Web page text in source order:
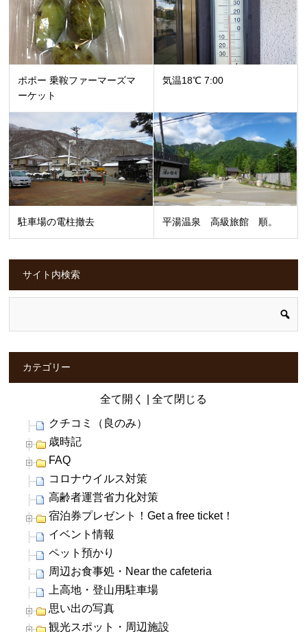
ポポー 乗鞍ファーマーズマ
ーケット
気温18℃ 7:00
駐車場の電柱撤去 平湯温泉 高級旅館 順。
サイト内検索
カテゴリー
全て開く 全て閉じる
クチコミ（良のみ）
歳時記
FAQ
コロナウイルス対策
高齢者運営省力化対策
宿泊券プレゼント！Get a free ticket！
イベント情報
ペット預かり
周辺お食事処・Near the cafeteria
上高地・登山用駐車場
思い出の写真
観光スポット・周辺施設